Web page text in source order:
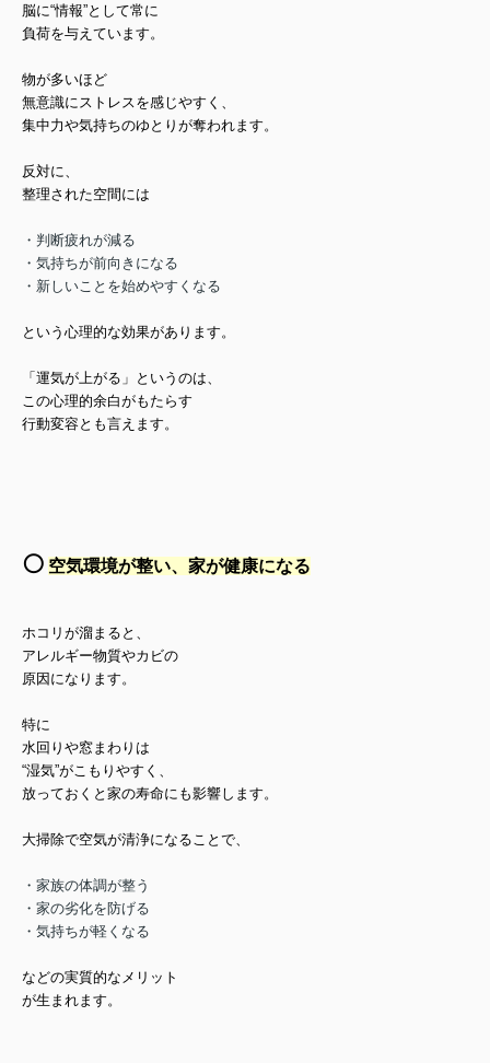
脳に“情報”として常に
負荷を与えています。
物が多いほど
無意識にストレスを感じやすく、
集中力や気持ちのゆとりが奪われます。
反対に、
整理された空間には
・判断疲れが減る
・気持ちが前向きになる
・新しいことを始めやすくなる
という心理的な効果があります。
「運気が上がる」というのは、
この心理的余白がもたらす
行動変容とも言えます。
⚪️ 空気環境が整い、家が健康になる
ホコリが溜まると、
アレルギー物質やカビの
原因になります。
特に
水回りや窓まわりは
“湿気”がこもりやすく、
放っておくと家の寿命にも影響します。
大掃除で空気が清浄になることで、
・家族の体調が整う
・家の劣化を防げる
・気持ちが軽くなる
などの実質的なメリット
が生まれます。